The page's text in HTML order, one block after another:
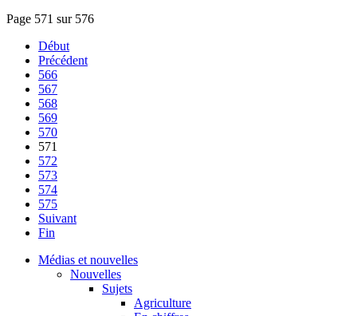
Page 571 sur 576
Début
Précédent
566
567
568
569
570
571
572
573
574
575
Suivant
Fin
Médias et nouvelles
Nouvelles
Sujets
Agriculture